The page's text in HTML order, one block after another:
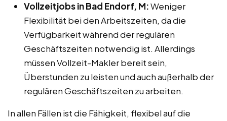
Vollzeitjobs in Bad Endorf, M:Weniger
Flexibilität bei den Arbeitszeiten, da die
Verfügbarkeit während der regulären
Geschäftszeiten notwendig ist. Allerdings
müssen Vollzeit-Makler bereit sein,
Überstunden zu leisten und auch außerhalb der
regulären Geschäftszeiten zu arbeiten.
In allen Fällen ist die Fähigkeit, flexibel auf die